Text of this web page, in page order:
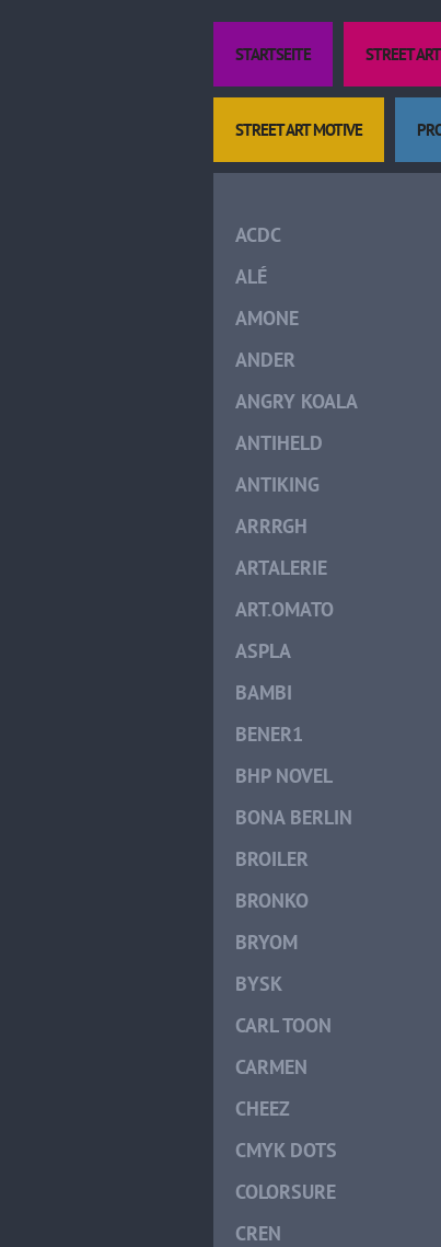
STARTSEITE STREET
STREET ART MOTIVE
ACDC
ALÉ
AMONE
ANDER
ANGRY KOALA
ANTIHELD
ANTIKING
ARRRGH
ARTALERIE
ART.OMATO
ASPLA
BAMBI
BENER1
BHP NOVEL
BONA BERLIN
BROILER
BRONKO
BRYOM
BYSK
CARL TOON
CARMEN
CHEEZ
CMYK DOTS
COLORSURE
CREN